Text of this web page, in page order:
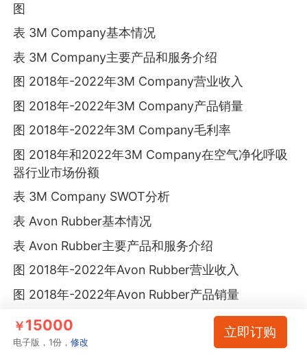
图
表 3M Company基本情况
表 3M Company主要产品和服务介绍
图 2018年-2022年3M Company营业收入
图 2018年-2022年3M Company产品销量
图 2018年-2022年3M Company毛利率
图 2018年和2022年3M Company在空气净化呼吸
器行业市场份额
表 3M Company SWOT分析
表 Avon Rubber基本情况
表 Avon Rubber主要产品和服务介绍
图 2018年-2022年Avon Rubber营业收入
图 2018年-2022年Avon Rubber产品销量
图 2018年-2022年Avon Rubber毛利率
图 2018年和2022年Avon Rubber在空气净化呼吸
￥15000
电子版，1份，修改
立即订购